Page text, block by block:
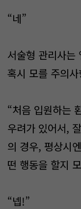
“네”
서술형 관리사는
혹시 모를 주의
“처음 입원하는
우려가 있어서,
의 경우, 평상시
떤 행동을 할지
“넵!”